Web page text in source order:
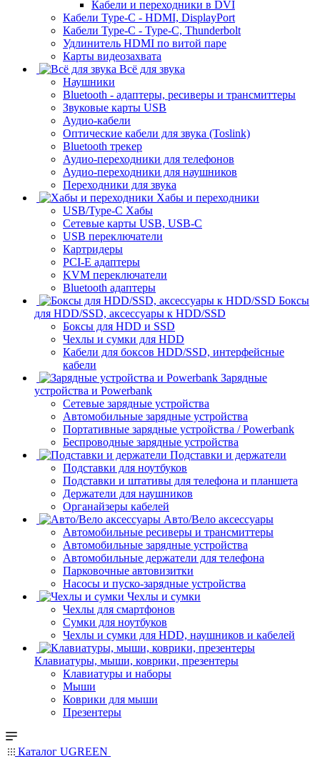
Кабели и переходники в DVI
Кабели Type-C - HDMI, DisplayPort
Кабели Type-C - Type-C, Thunderbolt
Удлинитель HDMI по витой паре
Карты видеозахвата
Всё для звука
Наушники
Bluetooth - адаптеры, ресиверы и трансмиттеры
Звуковые карты USB
Аудио-кабели
Оптические кабели для звука (Toslink)
Bluetooth трекер
Аудио-переходники для телефонов
Аудио-переходники для наушников
Переходники для звука
Хабы и переходники
USB/Type-C Хабы
Сетевые карты USB, USB-C
USB переключатели
Картридеры
PCI-E адаптеры
KVM переключатели
Bluetooth адаптеры
Боксы
для HDD/SSD, аксессуары к HDD/SSD
Боксы для HDD и SSD
Чехлы и сумки для HDD
Кабели для боксов HDD/SSD, интерфейсные
кабели
Зарядные
устройства и Powerbank
Сетевые зарядные устройства
Автомобильные зарядные устройства
Портативные зарядные устройства / Powerbank
Беспроводные зарядные устройства
Подставки и держатели
Подставки для ноутбуков
Подставки и штативы для телефона и планшета
Держатели для наушников
Органайзеры кабелей
Авто/Вело аксессуары
Автомобильные ресиверы и трансмиттеры
Автомобильные зарядные устройства
Автомобильные держатели для телефона
Парковочные автовизитки
Насосы и пуско-зарядные устройства
Чехлы и сумки
Чехлы для смартфонов
Сумки для ноутбуков
Чехлы и сумки для HDD, наушников и кабелей
Клавиатуры, мыши, коврики, презентеры
Клавиатуры и наборы
Мыши
Коврики для мыши
Презентеры
Каталог UGREEN